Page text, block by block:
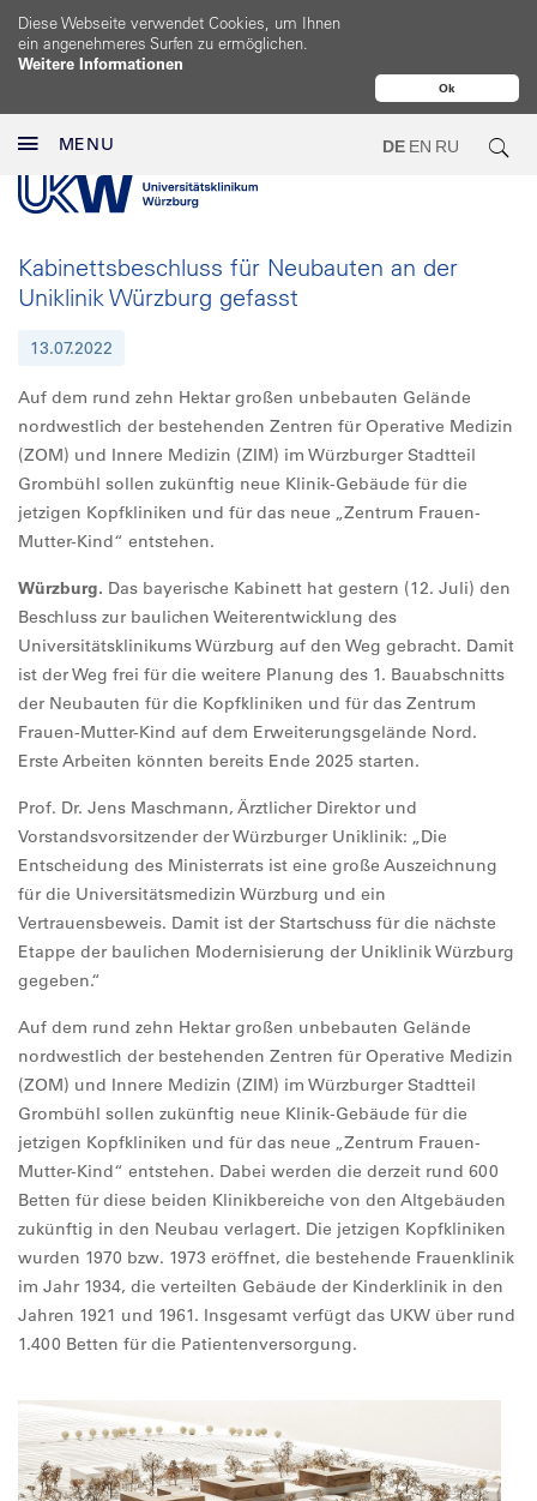
Ok
Diese Webseite verwendet Cookies, um Ihnen
ein angenehmeres Surfen zu ermöglichen.
Weitere Informationen
MENU DE EN RU
Kabinettsbeschluss für Neubauten an der
Uniklinik Würzburg gefasst
13.07.2022
Auf dem rund zehn Hektar großen unbebauten Gelände
nordwestlich der bestehenden Zentren für Operative Medizin
(ZOM) und Innere Medizin (ZIM) im Würzburger Stadtteil
Grombühl sollen zukünftig neue Klinik-Gebäude für die
jetzigen Kopfkliniken und für das neue „Zentrum Frauen-
Mutter-Kind“ entstehen.
Würzburg. Das bayerische Kabinett hat gestern (12. Juli) den
Beschluss zur baulichen Weiterentwicklung des
Universitätsklinikums Würzburg auf den Weg gebracht. Damit
ist der Weg frei für die weitere Planung des 1. Bauabschnitts
der Neubauten für die Kopfkliniken und für das Zentrum
Frauen-Mutter-Kind auf dem Erweiterungsgelände Nord.
Erste Arbeiten könnten bereits Ende 2025 starten.
Prof. Dr. Jens Maschmann, Ärztlicher Direktor und
Vorstandsvorsitzender der Würzburger Uniklinik: „Die
Entscheidung des Ministerrats ist eine große Auszeichnung
für die Universitätsmedizin Würzburg und ein
Vertrauensbeweis. Damit ist der Startschuss für die nächste
Etappe der baulichen Modernisierung der Uniklinik Würzburg
gegeben.“
Auf dem rund zehn Hektar großen unbebauten Gelände
nordwestlich der bestehenden Zentren für Operative Medizin
(ZOM) und Innere Medizin (ZIM) im Würzburger Stadtteil
Grombühl sollen zukünftig neue Klinik-Gebäude für die
jetzigen Kopfkliniken und für das neue „Zentrum Frauen-
Mutter-Kind“ entstehen. Dabei werden die derzeit rund 600
Betten für diese beiden Klinikbereiche von den Altgebäuden
zukünftig in den Neubau verlagert. Die jetzigen Kopfkliniken
wurden 1970 bzw. 1973 eröffnet, die bestehende Frauenklinik
im Jahr 1934, die verteilten Gebäude der Kinderklinik in den
Jahren 1921 und 1961. Insgesamt verfügt das UKW über rund
1.400 Betten für die Patientenversorgung.